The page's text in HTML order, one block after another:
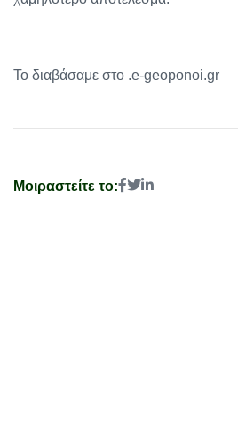
Το διαβάσαμε στο .e-geoponoi.gr
Μοιραστείτε το: